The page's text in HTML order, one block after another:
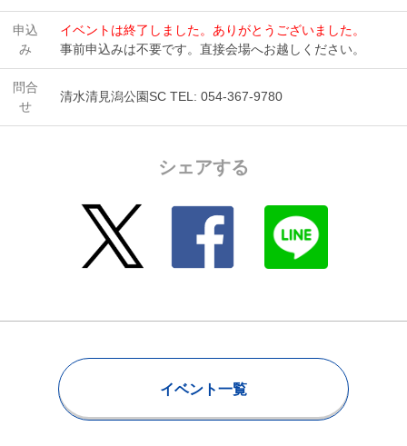
申込
み
イベントは終了しました。ありがとうございました。
事前申込みは不要です。直接会場へお越しください。
問合
せ
清水清見潟公園SC TEL: 054-367-9780
シェアする
イベント一覧